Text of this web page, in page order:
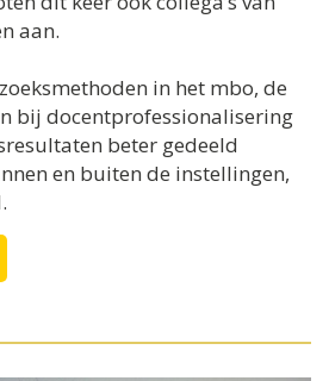
aan.
in het mbo, de
bij docentprofessionalisering
beter gedeeld
en buiten de instellingen,